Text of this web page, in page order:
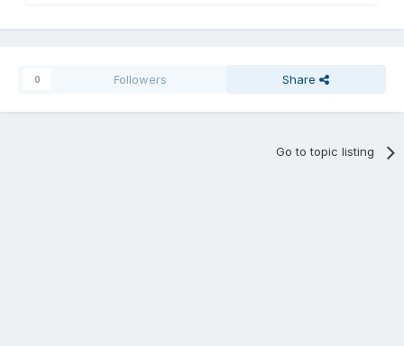
Share
Followers
0
Go to topic listing